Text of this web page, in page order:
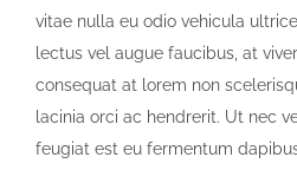
Reklaam
vitae nulla eu odio vehicula
lectus vel augue faucibus, at
consequat at lorem non
lacinia orci ac hendrerit. Ut nec
feugiat est eu fermentum